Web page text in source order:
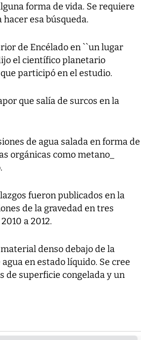
forma de vida. Se requiere
esa búsqueda.
de Encélado en ``un lugar
el científico planetario
participó en el estudio.
que salía de surcos en la
de agua salada en forma de
orgánicas como metano_
fueron publicados en la
de la gravedad en tres
a 2012.
denso debajo de la
en estado líquido. Se cree
de superficie congelada y un